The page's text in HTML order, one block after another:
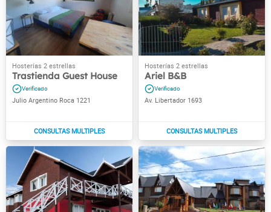
Trastienda Guest House
Julio Argentino Roca 1221
Ariel B&B
Av. Libertador 1693